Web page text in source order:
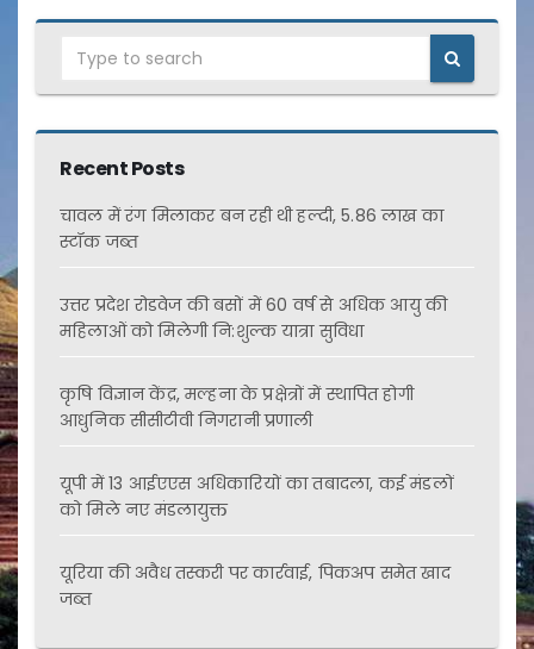
Recent Posts
चावल में रंग मिलाकर बन रही थी हल्दी, 5.86 लाख का
स्टॉक जब्त
उत्तर प्रदेश रोडवेज की बसों में 60 वर्ष से अधिक आयु की
महिलाओं को मिलेगी नि:शुल्क यात्रा सुविधा
कृषि विज्ञान केंद्र, मल्हना के प्रक्षेत्रों में स्थापित होगी
आधुनिक सीसीटीवी निगरानी प्रणाली
यूपी में 13 आईएएस अधिकारियों का तबादला, कई मंडलों
को मिले नए मंडलायुक्त
यूरिया की अवैध तस्करी पर कार्रवाई, पिकअप समेत खाद
जब्त